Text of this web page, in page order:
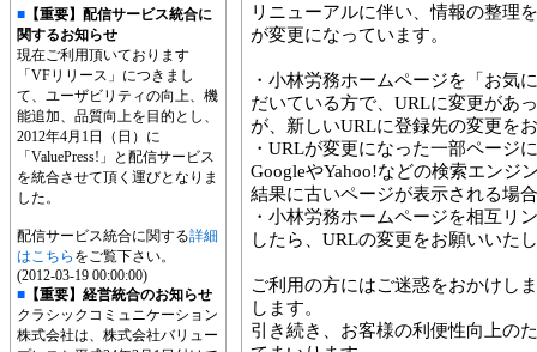
■ 【重要】配信サービス統合に
関するお知らせ
現在ご利用頂いております
「VFリリース」につきまし
て、ユーザビリティの向上、機
能追加、品質向上を目的とし、
2012年4月1日（日）に
「ValuePress!」と配信サービス
を統合させて頂く運びとなりま
した。
配信サービス統合に関する詳細
はこちら をご覧下さい。
(2012-03-19 00:00:00)
■ 【重要】経営統合のお知らせ
クラシックコミュニケーション
株式会社は、株式会社バリュー
リニューアルに伴い、情報の整理
が変更になっています。
・小林労務ホームページを「お気
だいている方で、URLに変更があ
が、新しいURLに登録先の変更を
・URLが変更になった一部ページ
GoogleやYahoo!などの検索エンジ
結果に古いページが表示される場
・小林労務ホームページを相互リ
したら、URLの変更をお願いいた
ご利用の方にはご迷惑をおかけし
します。
引き続き、お客様の利便性向上の